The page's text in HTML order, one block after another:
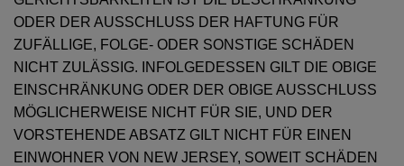
ODER DER AUSSCHLUSS DER HAFTUNG FÜR
ZUFÄLLIGE, FOLGE- ODER SONSTIGE SCHÄDEN
NICHT ZULÄSSIG. INFOLGEDESSEN GILT DIE OBIGE
EINSCHRÄNKUNG ODER DER OBIGE AUSSCHLUSS
MÖGLICHERWEISE NICHT FÜR SIE, UND DER
VORSTEHENDE ABSATZ GILT NICHT FÜR EINEN
EINWOHNER VON NEW JERSEY, SOWEIT SCHÄDEN